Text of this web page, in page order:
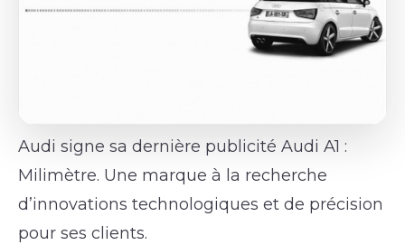
Audi signe sa dernière publicité Audi A1 :
Milimètre. Une marque à la recherche
d’innovations technologiques et de précision
pour ses clients.